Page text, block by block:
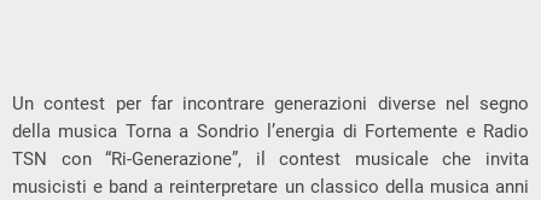
Un contest per far incontrare generazioni diverse nel segno
della musica Torna a Sondrio l’energia di Fortemente e Radio
TSN con “Ri-Generazione”, il contest musicale che invita
musicisti e band a reinterpretare un classico della musica anni